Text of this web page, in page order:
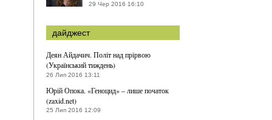
29 Чер 2016 16:10
дайджест
Деян Айдачич. Політ над прірвою
(Український тиждень)
26 Лип 2016 13:11
Юрій Опока. «Геноцид» – лише початок
(zaxid.net)
25 Лип 2016 12:09